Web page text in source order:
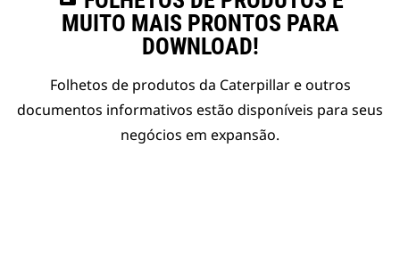
MUITO MAIS PRONTOS PARA
DOWNLOAD!
Folhetos de produtos da Caterpillar e outros
documentos informativos estão disponíveis para seus
negócios em expansão.